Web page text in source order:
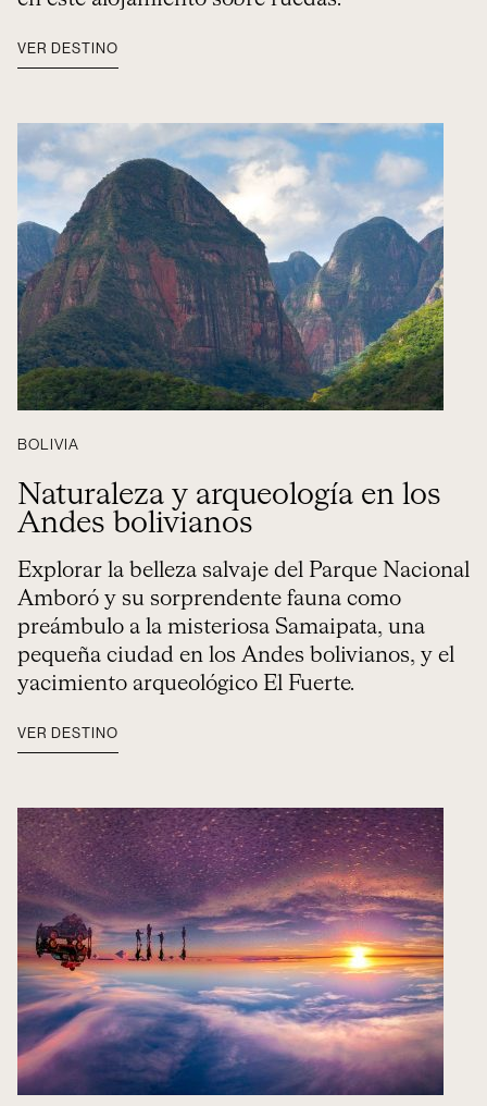
VER DESTINO
BOLIVIA
Naturaleza y arqueología en los
Andes bolivianos
Explorar la belleza salvaje del Parque Nacional
Amboró y su sorprendente fauna como
preámbulo a la misteriosa Samaipata, una
pequeña ciudad en los Andes bolivianos, y el
yacimiento arqueológico El Fuerte.
VER DESTINO